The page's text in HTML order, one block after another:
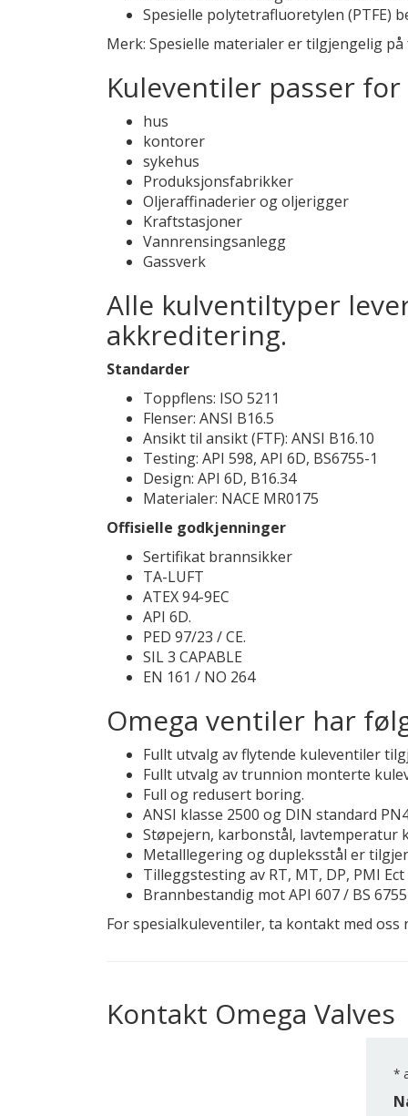
Spesielle polytetrafluoretylen (PTFE)
Merk: Spesielle materialer er tilgjengelig
Kuleventiler passer
hus
kontorer
sykehus
Produksjonsfabrikker
Oljeraffinaderier og oljerigger
Kraftstasjoner
Vannrensingsanlegg
Gassverk
Alle kulventiltyper
akkreditering.
Standarder
Toppflens: ISO 5211
Flenser: ANSI B16.5
Ansikt til ansikt (FTF): ANSI B16.10
Testing: API 598, API 6D, BS6755-1
Design: API 6D, B16.34
Materialer: NACE MR0175
Offisielle godkjenninger
Sertifikat brannsikker
TA-LUFT
ATEX 94-9EC
API 6D.
PED 97/23 / CE.
SIL 3 CAPABLE
EN 161 / NO 264
Omega ventiler har
Fullt utvalg av flytende kuleventiler
Fullt utvalg av trunnion monterte
Full og redusert boring.
ANSI klasse 2500 og DIN standard
Støpejern, karbonstål,
Metalllegering og dupleksstål er
Tilleggstesting av RT, MT, DP, PMI
Brannbestandig mot API 607 ​​/ BS
For spesialkuleventiler, ta kontakt med
Kontakt Omega Valves
*